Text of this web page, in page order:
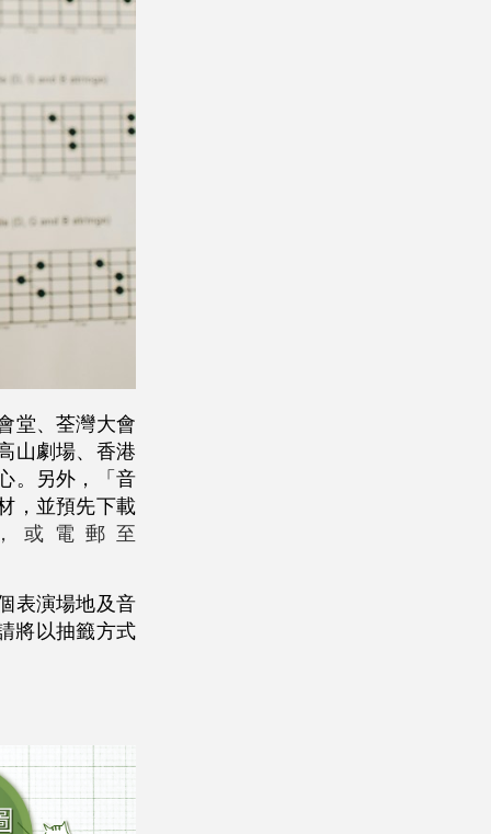
堂、荃灣大會
山劇場、香港
。另外，「音
，並預先下載
或電郵至
表演場地及音
將以抽籤方式